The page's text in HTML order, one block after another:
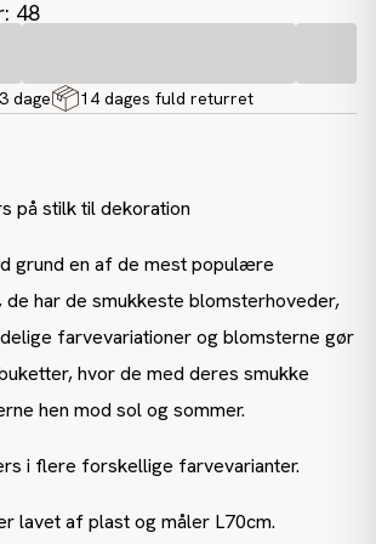
48
dage 14 dages fuld returret
på stilk til dekoration
grund en af de mest populære
har de smukkeste blomsterhoveder,
farvevariationer og blomsterne gør
hvor de med deres smukke
hen mod sol og sommer.
i flere forskellige farvevarianter.
lavet af plast og måler L70cm.